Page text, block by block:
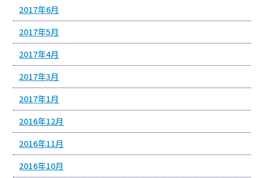
2017年6月
2017年5月
2017年4月
2017年3月
2017年1月
2016年12月
2016年11月
2016年10月